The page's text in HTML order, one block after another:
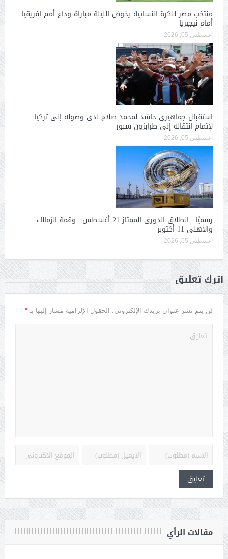
منتخب مصر للكرة النسائية يخوض الليلة مباراة وداع أمم إفريقيا
أمام نيجيريا
أغسطس 05, 2026
استقبال جماهيرى حاشد لمحمد صلاح لدى وصوله إلى تركيا
لإتمام انتقاله إلى طرابزون سبور
أغسطس 05, 2026
رسميًا.. انطلاق الدورى الممتاز 21 أغسطس.. وقمة الزمالك
والأهلى 11 أكتوبر
أغسطس 05, 2026
أترك تعليق
لن يتم نشر عنوان بريدك الإلكتروني. الحقول الإلزامية مشار إليها بـ *
مقالات الرأي